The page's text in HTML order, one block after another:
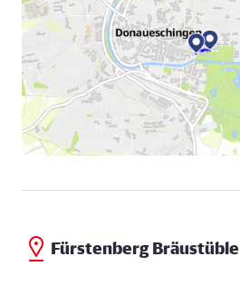
Fürstenberg Bräustüble